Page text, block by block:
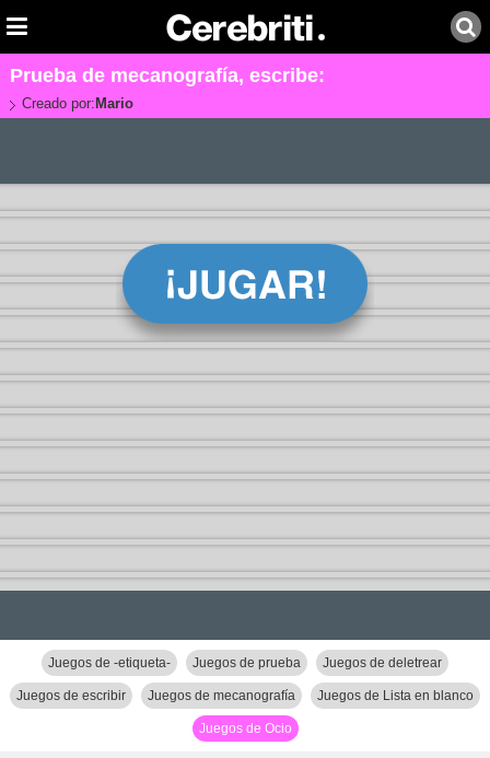
Prueba de mecanografía, escribe:
Creado por: Mario
Juegos de -etiqueta- Juegos de prueba Juegos de deletrear
Juegos de escribir Juegos de mecanografía Juegos de Lista en blanco
Juegos de Ocio